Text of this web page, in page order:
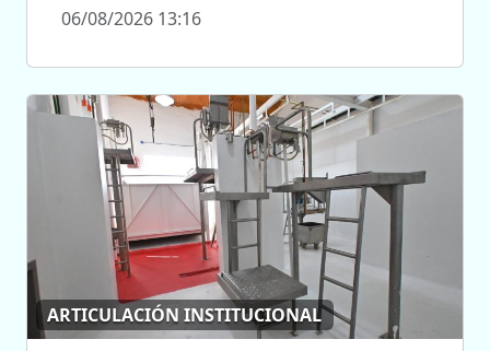
06/08/2026 13:16
ARTICULACIÓN INSTITUCIONAL